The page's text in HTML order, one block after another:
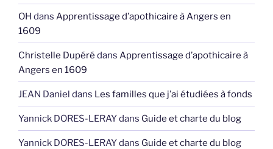
OH dans Apprentissage d’apothicaire à Angers en
1609
Christelle Dupéré dans Apprentissage d’apothicaire à
Angers en 1609
JEAN Daniel dans Les familles que j’ai étudiées à fonds
Yannick DORES-LERAYdans Guide et charte du blog
Yannick DORES-LERAYdans Guide et charte du blog